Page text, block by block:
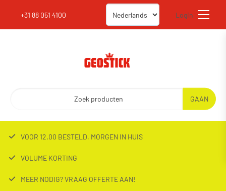
+31 88 051 4100 Login
VOOR 12.00 BESTELD, MORGEN IN HUIS
VOLUME KORTING
MEER NODIG? VRAAG OFFERTE AAN!